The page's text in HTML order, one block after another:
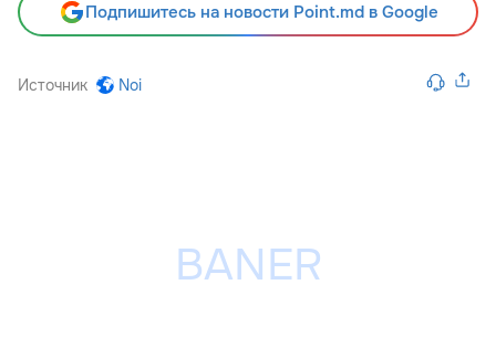
Подпишитесь на новости Point.md в Google
Источник Noi